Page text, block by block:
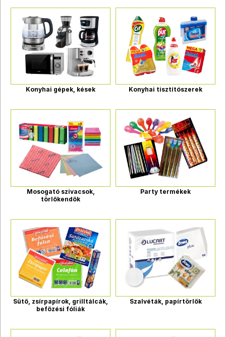
Konyhai gépek, kések Konyhai tisztítószerek
Mosogató szivacsok,
törlőkendők
Party termékek
Sütő, zsírpapírok, grilltálcák,
befőzési fóliák
Szalvéták, papírtörlők